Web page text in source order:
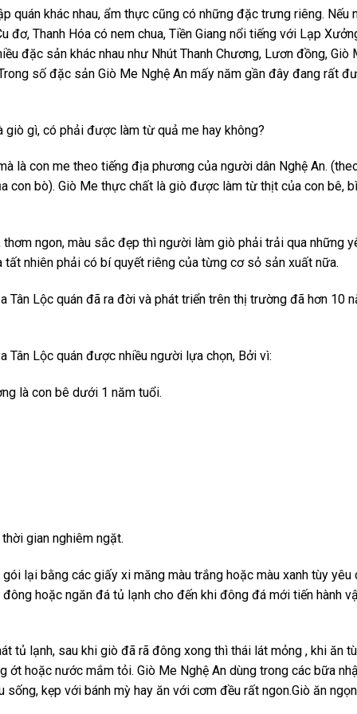
quán khác nhau, ẩm thực cũng có những đặc trưng riêng. Nếu
đơ, Thanh Hóa có nem chua, Tiền Giang nổi tiếng với Lạp
đặc sản khác nhau như Nhút Thanh Chương, Lươn đồng, Giò
số đặc sản Giò Me Nghệ An mấy năm gần đây đang rất
gì, có phải được làm từ quả me hay không?
là con me theo tiếng địa phương của người dân Nghệ An.
con bò). Giò Me thực chất là giò được làm từ thịt của con bê, bì
ngon, màu sắc đẹp thì người làm giò phải trải qua những
nhiên phải có bí quyết riêng của từng cơ sỏ sản xuất nữa.
Tân Lộc quán đã ra đời và phát triển trên thị trường đã hơn 10
Tân Lộc quán được nhiều người lựa chọn, Bởi vì:
là con bê dưới 1 năm tuổi.
gian nghiêm ngặt.
lại bằng các giấy xi măng màu trắng hoặc màu xanh tùy yêu
hoặc ngăn đá tủ lạnh cho đến khi đông đá mới tiến hành
tủ lạnh, sau khi giò đã rã đông xong thì thái lát mỏng , khi ăn
ớt hoặc nước mắm tỏi. Giò Me Nghệ An dùng trong các bữa
sống, kẹp với bánh mỳ hay ăn với cơm đều rất ngon.Giò ăn ngọn